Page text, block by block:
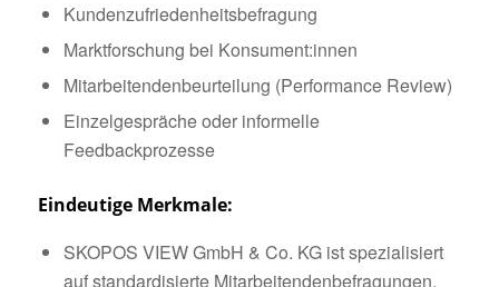
Kundenzufriedenheitsbefragung
Marktforschung bei Konsument:innen
Mitarbeitendenbeurteilung (Performance Review)
Einzelgespräche oder informelle
Feedbackprozesse
Eindeutige Merkmale:
SKOPOS VIEW GmbH & Co. KG ist spezialisiert
auf standardisierte Mitarbeitendenbefragungen,